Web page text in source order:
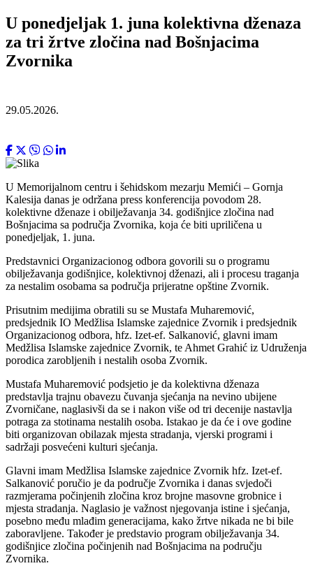
U ponedjeljak 1. juna kolektivna dženaza
za tri žrtve zločina nad Bošnjacima
Zvornika
29.05.2026.
U Memorijalnom centru i šehidskom mezarju Memići – Gornja
Kalesija danas je održana press konferencija povodom 28.
kolektivne dženaze i obilježavanja 34. godišnjice zločina nad
Bošnjacima sa područja Zvornika, koja će biti upriličena u
ponedjeljak, 1. juna.
Predstavnici Organizacionog odbora govorili su o programu
obilježavanja godišnjice, kolektivnoj dženazi, ali i procesu traganja
za nestalim osobama sa područja prijeratne opštine Zvornik.
Prisutnim medijima obratili su se Mustafa Muharemović,
predsjednik IO Medžlisa Islamske zajednice Zvornik i predsjednik
Organizacionog odbora, hfz. Izet-ef. Salkanović, glavni imam
Medžlisa Islamske zajednice Zvornik, te Ahmet Grahić iz Udruženja
porodica zarobljenih i nestalih osoba Zvornik.
Mustafa Muharemović podsjetio je da kolektivna dženaza
predstavlja trajnu obavezu čuvanja sjećanja na nevino ubijene
Zvorničane, naglasivši da se i nakon više od tri decenije nastavlja
potraga za stotinama nestalih osoba. Istakao je da će i ove godine
biti organizovan obilazak mjesta stradanja, vjerski programi i
sadržaji posvećeni kulturi sjećanja.
Glavni imam Medžlisa Islamske zajednice Zvornik hfz. Izet-ef.
Salkanović poručio je da područje Zvornika i danas svjedoči
razmjerama počinjenih zločina kroz brojne masovne grobnice i
mjesta stradanja. Naglasio je važnost njegovanja istine i sjećanja,
posebno među mlađim generacijama, kako žrtve nikada ne bi bile
zaboravljene. Također je predstavio program obilježavanja 34.
godišnjice zločina počinjenih nad Bošnjacima na području
Zvornika.